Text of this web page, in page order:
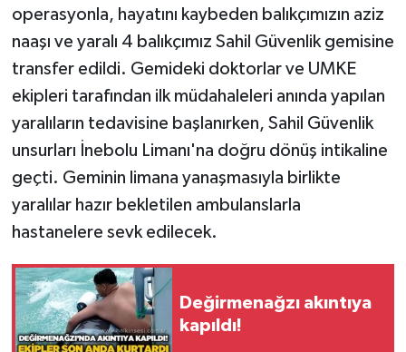
operasyonla, hayatını kaybeden balıkçımızın aziz
naaşı ve yaralı 4 balıkçımız Sahil Güvenlik gemisine
transfer edildi. Gemideki doktorlar ve UMKE
ekipleri tarafından ilk müdahaleleri anında yapılan
yaralıların tedavisine başlanırken, Sahil Güvenlik
unsurları İnebolu Limanı'na doğru dönüş intikaline
geçti. Geminin limana yanaşmasıyla birlikte
yaralılar hazır bekletilen ambulanslarla
hastanelere sevk edilecek.
Değirmenağzı akıntıya
kapıldı!